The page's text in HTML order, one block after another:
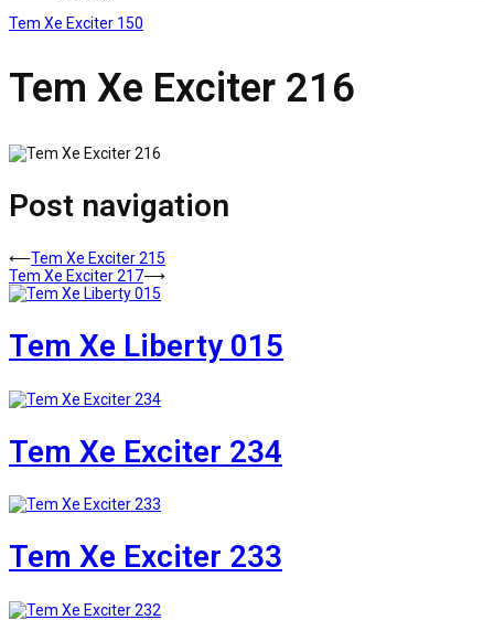
Tem Xe Exciter 150
Tem Xe Exciter 216
Post navigation
⟵Tem Xe Exciter 215
Tem Xe Exciter 217⟶
Tem Xe Liberty 015
Tem Xe Exciter 234
Tem Xe Exciter 233